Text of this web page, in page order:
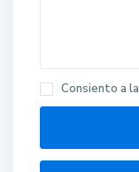
Consiento a la